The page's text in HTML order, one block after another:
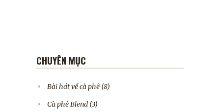
CHUYÊN MỤC
Bài hát về cà phê (8)
Cà phê Blend (3)